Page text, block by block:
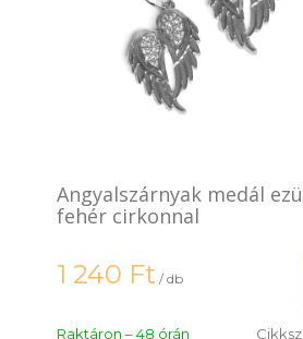
Angyalszárnyak medál
fehér cirkonnal
1 240 Ft / db
Raktáron – 48 órán